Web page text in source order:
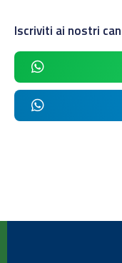
Iscriviti ai nostri